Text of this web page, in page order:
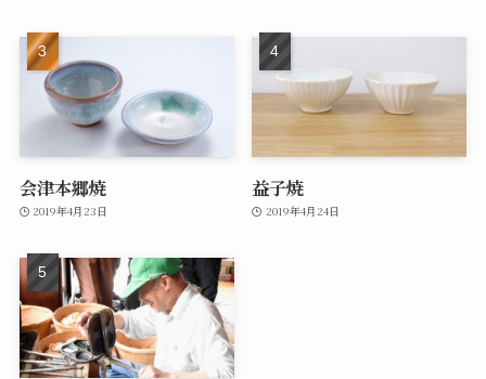
会津本郷焼
2019年4月23日
益子焼
2019年4月24日